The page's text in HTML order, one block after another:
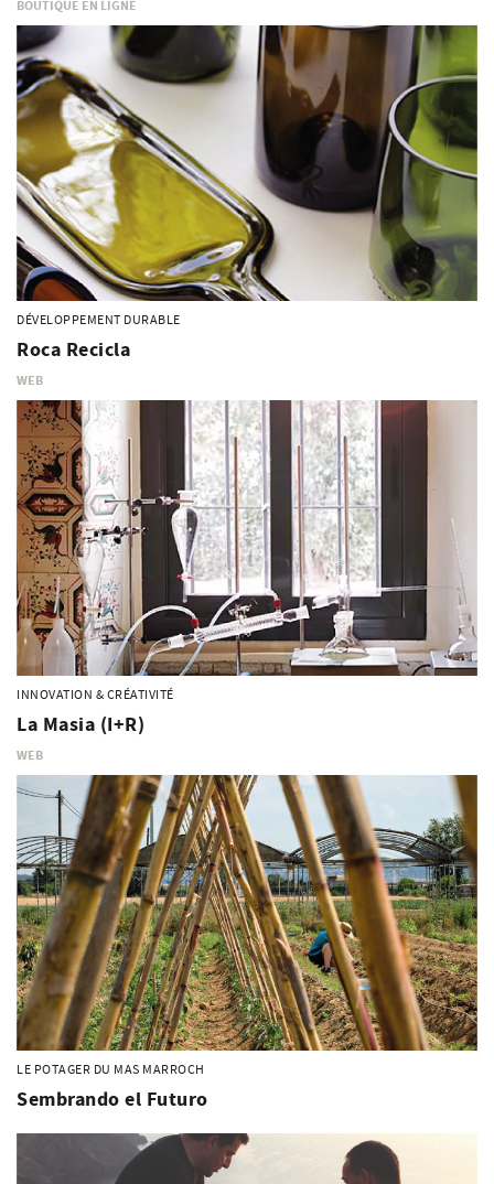
BOUTIQUE EN LIGNE
DÉVELOPPEMENT DURABLE
Roca Recicla
WEB
INNOVATION & CRÉATIVITÉ
La Masia (I+R)
WEB
LE POTAGER DU MAS MARROCH
Sembrando el Futuro